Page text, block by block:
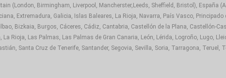
(London, Birmingham, Liverpool, Mancherster,Leeds, Sheffield, Bristol), España
Extremadura, Galicia, Islas Baleares, La Rioja, Navarra, País Vasco, Principado
Bizkaia, Burgos, Cáceres, Cádiz, Cantabria, Castellón de la Plana, Castellón-
Rioja, Las Palmas, Las Palmas de Gran Canaria, León, Lérida, Logroño, Lugo,
Santa Cruz de Tenerife, Santander, Segovia, Sevilla, Soria, Tarragona, Teruel,